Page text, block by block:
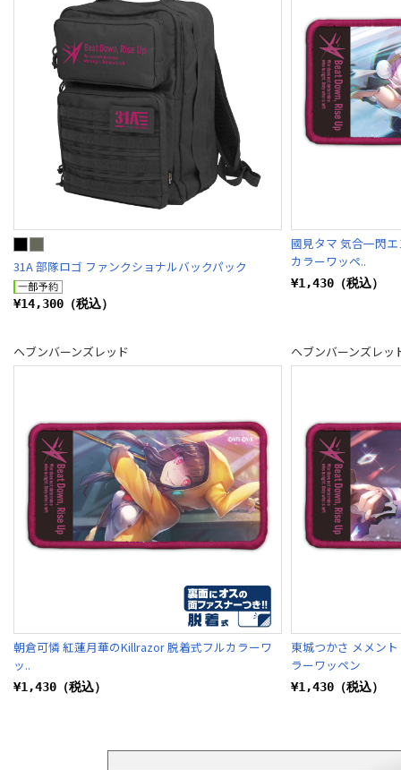
31A 部隊ロゴ ファンクショナルバックパック
¥14,300（税込）
國見タマ 気合一閃
カラーワッペ..
¥1,430（税込）
ヘブンバーンズレッド
朝倉可憐 紅蓮月華のKillrazor 脱着式フルカラーワ
ッ..
¥1,430（税込）
ヘブンバーンズレッ
東城つかさ メメン
ラーワッペン
¥1,430（税込）